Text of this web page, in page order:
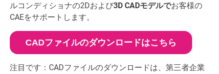
ルコンディショナの2Dおよび3D CADモデルでお客様の
CAEをサポートします。
CADファイルのダウンロードはこちら
注目です：CADファイルのダウンロードは、第三者企業